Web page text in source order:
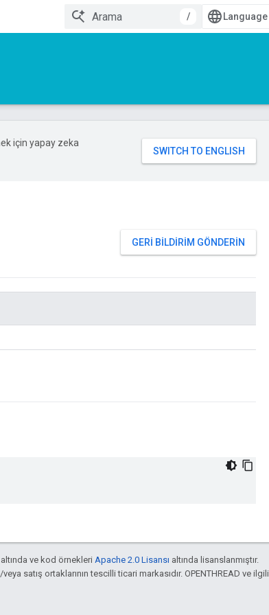
/
için yapay zeka
GERI BILDIRIM GÖNDERIN
altında ve kod örnekleri Apache 2.0 Lisansı altında lisanslanmıştır.
satış ortaklarının tescilli ticari markasıdır. OPENTHREAD ve ilgili